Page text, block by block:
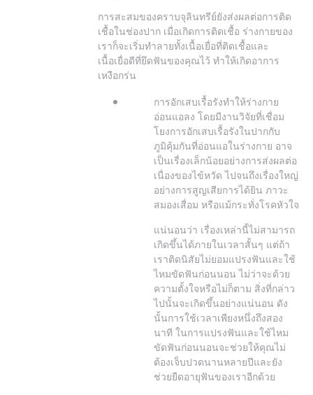
การสะสมของคราบจุลินทรีย์ยังส่งผลต่อการติด
เชื้อในช่องปาก เมื่อเกิดการติดเชื้อ ร่างกายของ
เราก็จะเริ่มทำลายทั้งเนื้อเยื่อที่ติดเชื้อและ
เนื้อเยื่อดีที่ยึดฟันของคุณไว้ ทำให้เกิดอาการ
เหงือกร่น
การอักเสบเรื้อรังทำให้ร่างกาย
อ่อนแอลง โดยมีงานวิจัยที่เชื่อม
โยงการอักเสบเรื้อรังในปากกับ
ภูมิคุ้มกันที่อ่อนแอในร่างกาย อาจ
เป็นเรื่องเล็กน้อยอย่างการส่งผลต่อ
เนื่องของไข้หวัด ไปจนถึงเรื่องใหญ่
อย่างการสูญเสียการได้ยิน ภาวะ
สมองเสื่อม หรือแม้กระทั่งโรคหัวใจ
แน่นอนว่า เรื่องเหล่านี้ไม่สามารถ
เกิดขึ้นได้ภายในเวลาสั้นๆ แต่ถ้า
เราติดนิสัยไม่ยอมแปรงฟันและใช้
ไหมขัดฟันก่อนนอน ไม่ว่าจะด้วย
ความตั้งใจหรือไม่ก็ตาม สิ่งที่กล่าว
ไปนั้นจะเกิดขึ้นอย่างแน่นอน ดัง
นั้นการใช้เวลาเพียงหนึ่งถึงสอง
นาที ในการแปรงฟันและใช้ไหม
ขัดฟันก่อนนอนจะช่วยให้คุณไม่
ต้องเจ็บปวดนานหลายปีและยัง
ช่วยยืดอายุฟันของเราอีกด้วย